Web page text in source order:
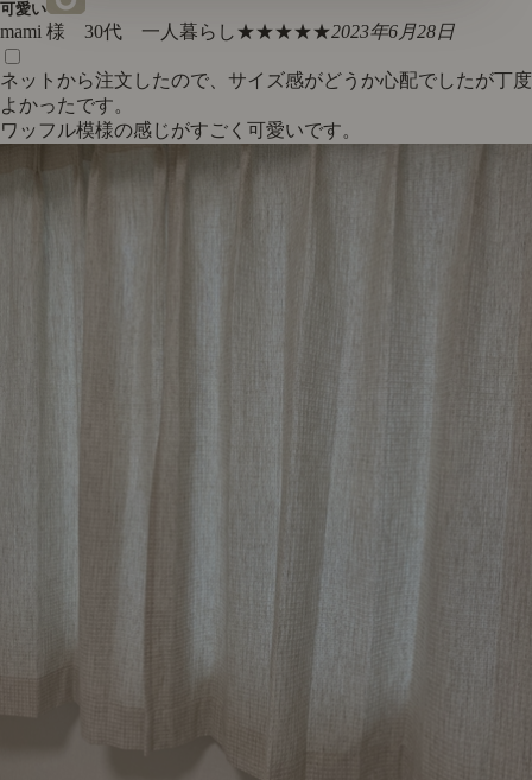
可愛い
mami 様 30代 一人暮らし★★★★★2023年6月28日
ネットから注文したので、サイズ感がどうか心配でしたが丁度
よかったです。
ワッフル模様の感じがすごく可愛いです。